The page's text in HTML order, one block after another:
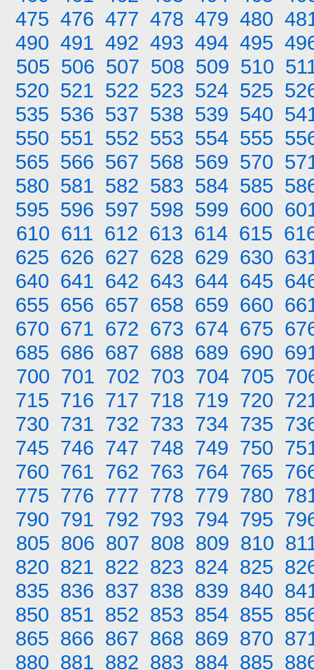
475 476 477 478 479 480
490 491 492 493 494 495
505 506 507 508 509 510
520 521 522 523 524 525
535 536 537 538 539 540
550 551 552 553 554 555
565 566 567 568 569 570
580 581 582 583 584 585
595 596 597 598 599 600
610 611 612 613 614 615
625 626 627 628 629 630
640 641 642 643 644 645
655 656 657 658 659 660
670 671 672 673 674 675
685 686 687 688 689 690
700 701 702 703 704 705
715 716 717 718 719 720
730 731 732 733 734 735
745 746 747 748 749 750
760 761 762 763 764 765
775 776 777 778 779 780
790 791 792 793 794 795
805 806 807 808 809 810
820 821 822 823 824 825
835 836 837 838 839 840
850 851 852 853 854 855
865 866 867 868 869 870
880 881 882 883 884 885